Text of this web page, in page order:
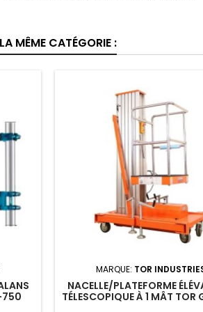
MÊME CATÉGORIE :
750
MARQUE: TOR
NACELLE/PLATEFORME
TÉLESCOPIQUE À 1 MÂT